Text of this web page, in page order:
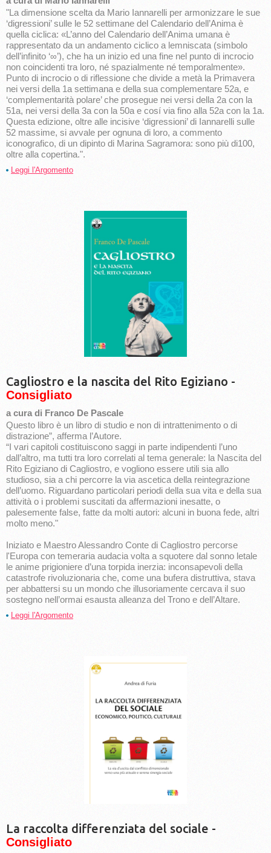
"La dimensione scelta da Mario Iannarelli per armonizzare le sue
‘digressioni’ sulle le 52 settimane del Calendario dell’Anima è
quella ciclica: «L’anno del Calendario dell’Anima umana è
rappresentato da un andamento ciclico a lemniscata (simbolo
dell’infinito ‘∞’), che ha un inizio ed una fine nel punto di incrocio
non coincidenti tra loro, né spazialmente né temporalmente».
Punto di incrocio o di riflessione che divide a metà la Primavera
nei versi della 1a settimana e della sua complementare 52a, e
‘complementarità polare’ che prosegue nei versi della 2a con la
51a, nei versi della 3a con la 50a e cosí via fino alla 52a con la 1a.
Questa edizione, oltre alle incisive ‘digressioni’ di Iannarelli sulle
52 massime, si avvale per ognuna di loro, a commento
iconografico, di un dipinto di Marina Sagramora: sono più di100,
oltre alla copertina.".
Leggi l'Argomento
Cagliostro e la nascita del Rito Egiziano -
Consigliato
a cura di Franco De Pascale
Questo libro è un libro di studio e non di intrattenimento o di
distrazione”, afferma l’Autore.
“I vari capitoli costituiscono saggi in parte indipendenti l’uno
dall’altro, ma tutti tra loro correlati al tema generale: la Nascita del
Rito Egiziano di Cagliostro, e vogliono essere utili sia allo
studioso, sia a chi percorre la via ascetica della reintegrazione
dell’uomo. Riguardano particolari periodi della sua vita e della sua
attività o i problemi suscitati da affermazioni inesatte, o
palesemente false, fatte da molti autori: alcuni in buona fede, altri
molto meno."
Iniziato e Maestro Alessandro Conte di Cagliostro percorse
l'Europa con temeraria audacia volta a squotere dal sonno letale
le anime prigioniere d’una torpida inerzia: inconsapevoli della
catastrofe rivoluzionaria che, come una bufera distruttiva, stava
per abbattersi su un mondo che illusoriamente cercava il suo
sostegno nell’ormai esausta alleanza del Trono e dell’Altare.
Leggi l'Argomento
La raccolta differenziata del sociale -
Consigliato